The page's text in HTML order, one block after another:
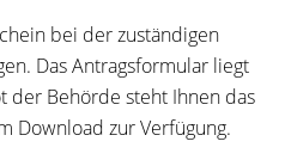
bei der zuständigen
Das Antragsformular liegt
der Behörde steht Ihnen das
Download zur Verfügung.